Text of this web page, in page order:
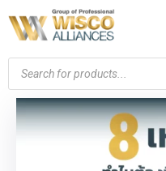
HOME
ABOUT
US